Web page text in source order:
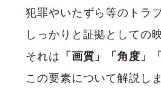
犯罪やいたずら等のトラ
しっかりと証拠としての
それは 「画質」「角度」
この要素について解説しま